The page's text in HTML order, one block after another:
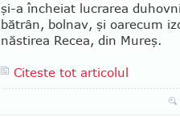
şi-a încheiat lucrarea
bătrân, bol­nav, şi oarecum
năs­tirea Re­cea, din Mureş.
Citeste tot articolul